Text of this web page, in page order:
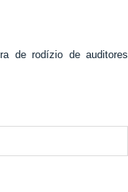
de rodízio de auditores